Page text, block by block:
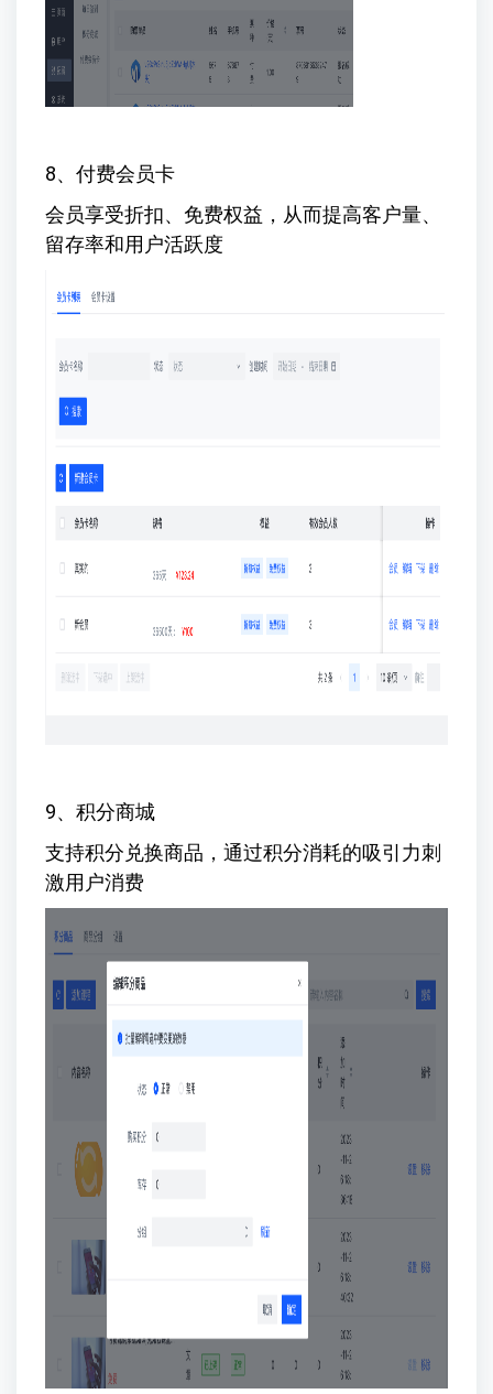
8、付费会员卡
会员享受折扣、免费权益，从而提高客户量、
留存率和用户活跃度
9、积分商城
支持积分兑换商品，通过积分消耗的吸引力刺
激用户消费